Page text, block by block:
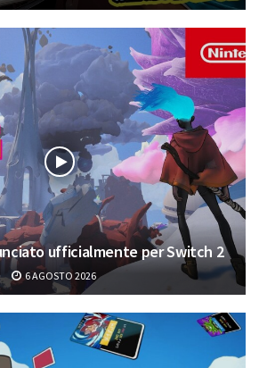
ufficialmente per Switch 2
6 AGOSTO 2026